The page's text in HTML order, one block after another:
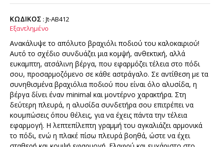
ΚΩΔΙΚΟΣ : Jt-AB412
Εξαντλημένο
Ανακάλυψε το απόλυτο βραχιόλι ποδιού του καλοκαιριού!
Αυτό το σχέδιο συνδυάζει μια κομψή, ανθεκτική, αλλά
ευκαμπτη, ατσάλινη βέργα, που εφαρμόζει τέλεια στο πόδι
σου, προσαρμοζόμενο σε κάθε αστράγαλο. Σε αντίθεση με τα
συνηθισμένα βραχιόλια ποδιού που είναι όλο αλυσίδα, η
βέργα δίνει έναν minimal και μοντέρνο χαρακτήρα. Στη
δεύτερη πλευρά, η αλυσίδα συνδετήρα σου επιτρέπει να
κουμπώσεις όπου θέλεις, για να έχεις πάντα την τέλεια
εφαρμογή. Η λεπτεπίλεπτη γραμμή του αγκαλιάζει αρμονικά
το πόδι, ενώ η πλακέ πίσω πλευρά βοηθά, ώστε να έχει